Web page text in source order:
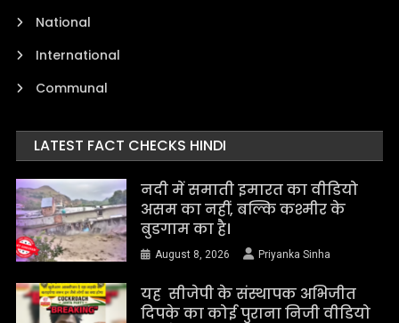
National
International
Communal
LATEST FACT CHECKS HINDI
नदी में समाती इमारत का वीडियो
असम का नहीं, बल्कि कश्मीर के
बुडगाम का है।
August 8, 2026 Priyanka Sinha
यह सीजेपी के संस्थापक अभिजीत
दिपके का कोई पुराना निजी वीडियो